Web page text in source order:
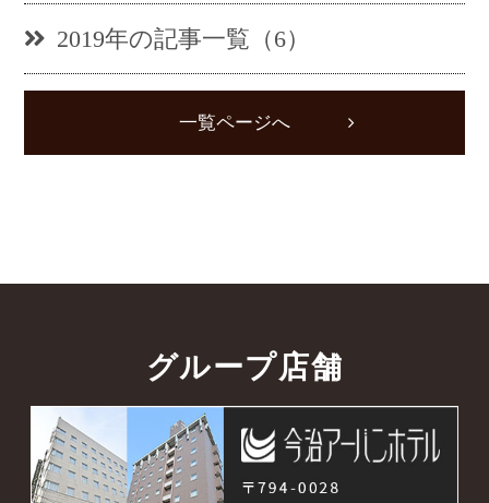
2019年の記事一覧（6）
一覧ページへ
グループ店舗